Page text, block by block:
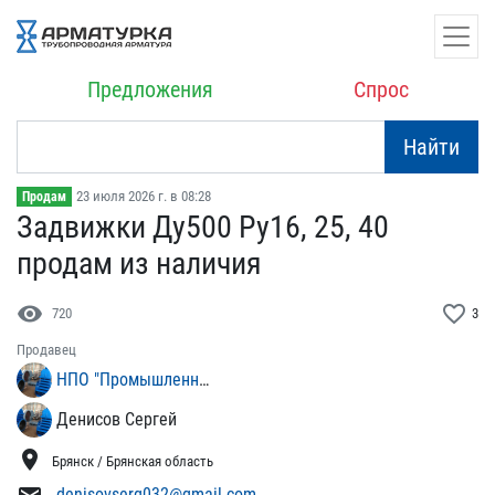
Предложения Спрос
Найти
Продам 23 июля 2026 г. в 08:28
Задвижки Ду500 Ру16, 25,​ 40
продам из наличия
visibility 720 favorite_border 3
Продавец
НПО "Промышленный Стандарт"
Денисов Сергей
location_on Брянск / Брянская область